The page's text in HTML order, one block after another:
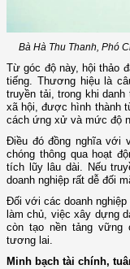
Bà Hà Thu Thanh, Phó
Từ góc độ này, hội thảo
tiếng. Thương hiệu là
truyền tải, trong khi
xã hội, được hình thành
cách ứng xử và mức độ
Điều đó đồng nghĩa với
chóng thông qua hoạt
tích lũy lâu dài. Nếu
doanh nghiệp rất dễ đối
Đối với các doanh
làm chủ, việc xây dựng
còn tạo nền tảng vững
tương lai.
Minh bạch tài chính,